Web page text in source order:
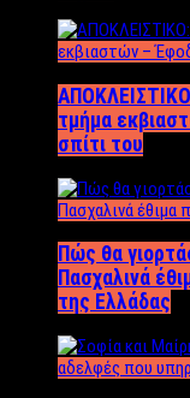
τμήμα
σπίτι του
Πώς θα
Πασχαλινά
της Ελλάδας